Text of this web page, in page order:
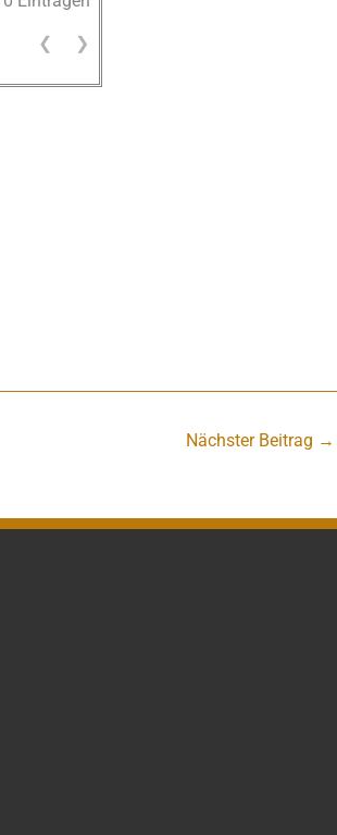
❮ ❯
Nächster Beitrag →